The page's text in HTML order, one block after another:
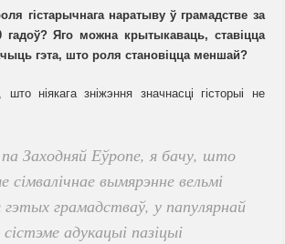
гістарычнага наратыву ў грамадстве за
гадоў? Яго можна крытыкаваць, ставіцца
гэта, што роля становіцца меншай?
ніякага зніжэння значнасці гісторыі не
Заходняй Еўропе, я бачу, што
сімвалічнае вымярэнне вельмі
грамадстваў, у папулярнай
адукацыі пазіцыі